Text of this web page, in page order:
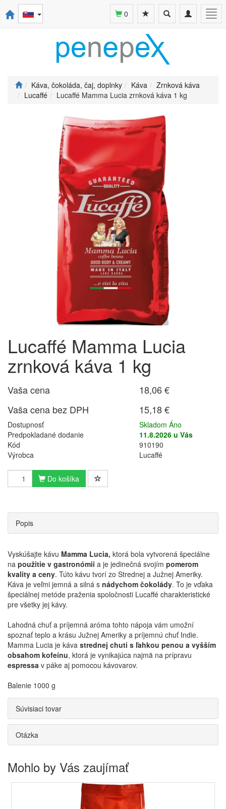
Toggle
navigation
Toggle
search
0
Káva, čokoláda, čaj, doplnky Káva
Zrnková káva
Lucaffé
Lucaffé Mamma Lucia zrnková káva 1 kg
Lucaffé Mamma Lucia
zrnková káva 1 kg
Vaša cena
18,06 €
Vaša cena bez DPH
15,18 €
Dostupnosť
Skladom Áno
Predpokladané dodanie
11.8.2026 u Vás
Kód
910190
Výrobca
Lucaffé
Do košíka
Popis
Vyskúšajte kávu Mamma Lucia, ktorá bola vytvorená špeciálne
na použitie v gastronómii a je jedinečná svojím pomerom
kvality a ceny. Túto kávu tvorí zo Strednej a Južnej Ameriky.
Káva je veľmi jemná a silná s nádychom čokolády. To je vďaka
špeciálnej metóde praženia spoločnosti Lucaffé charakteristické
pre všetky jej kávy.
Lahodná chuť a príjemná aróma tohto nápoja vám umožní
spoznať teplo a krásu Južnej Ameriky a príjemnú chuť Indie.
Mamma Lucia je káva strednej chuti s ľahkou penou a vyšším
obsahom kofeínu, ktorá je vynikajúca najmä na prípravu
espressa v páke aj pomocou kávovarov.
Balenie 1000 g
Súvisiaci tovar
Otázka
Mohlo by Vás zaujímať